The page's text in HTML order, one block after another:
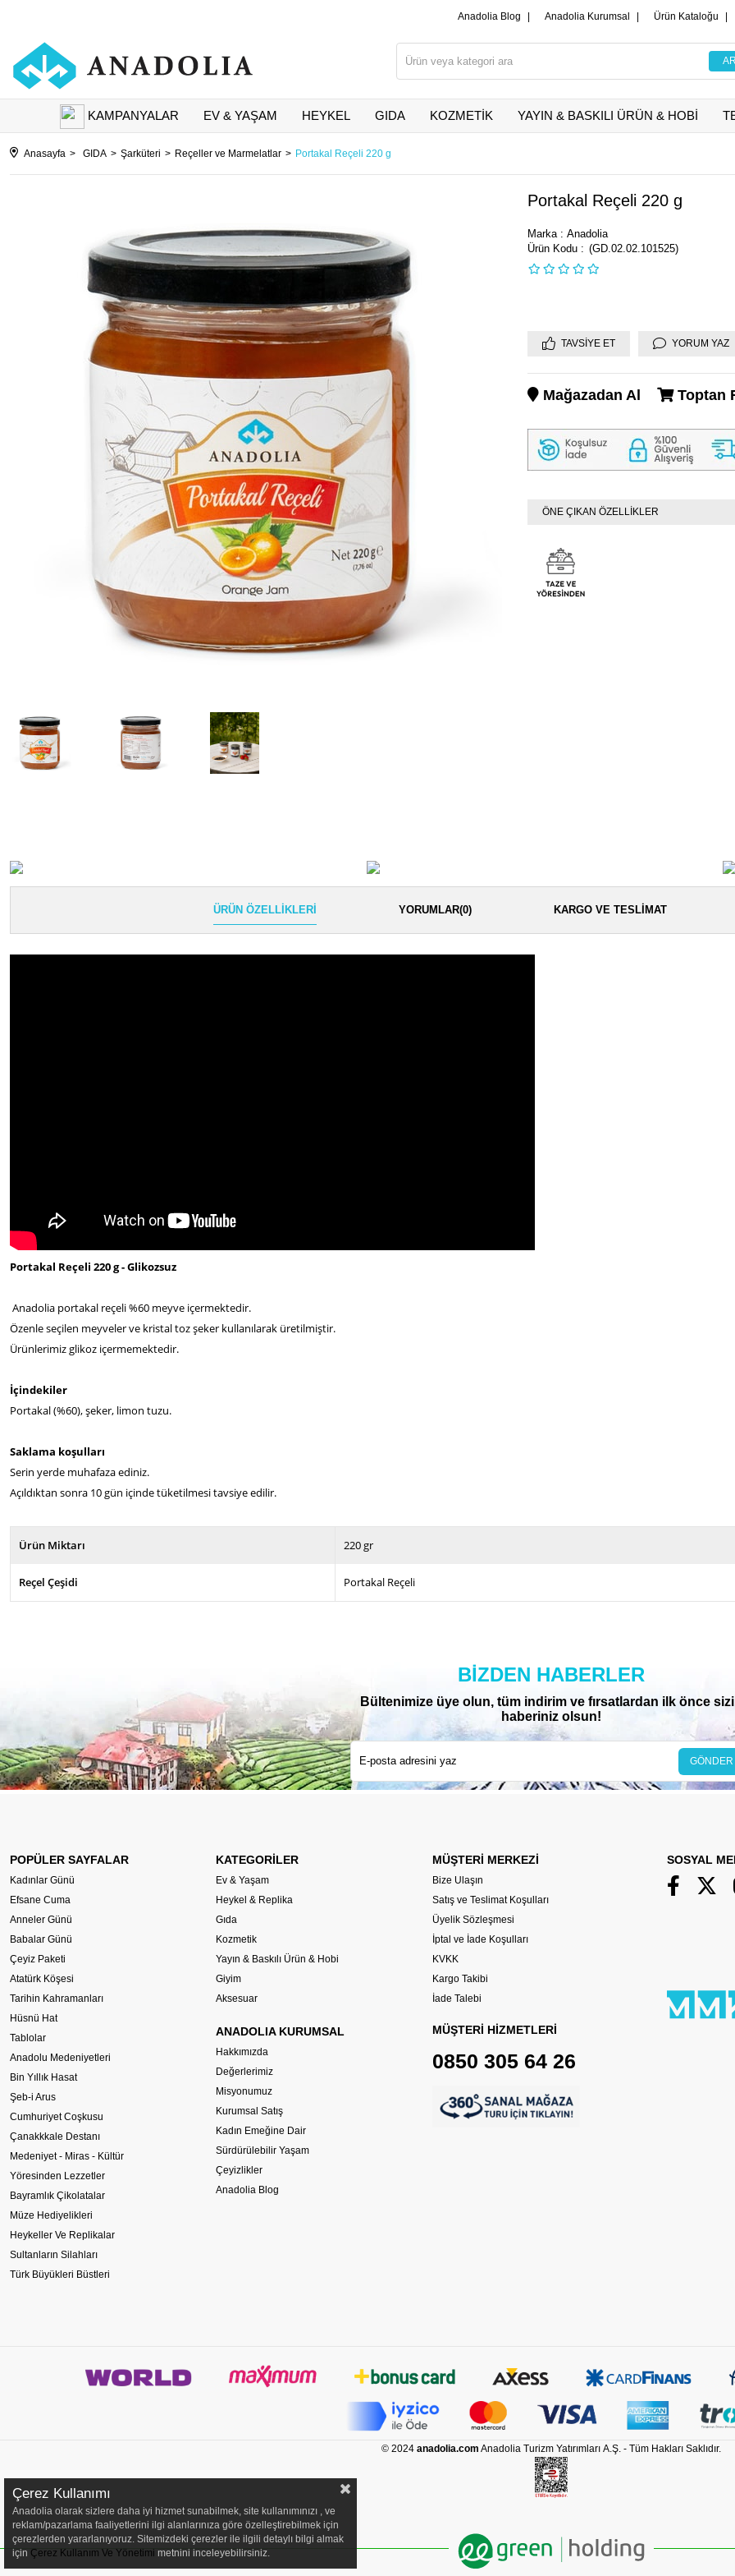
Anadolia Blog Anadolia Kurumsal Ürün Kataloğu
KAMPANYALAR EV & YAŞAM HEYKEL GIDA KOZMETİK YAYIN & BASKILI ÜRÜN & HOBİ
Anasayfa GIDA Şarküteri Reçeller ve Marmelatlar Portakal Reçeli 220 g
Portakal Reçeli 220 g
Marka : Anadolia
(GD.02.02.101525)
TAVSIYE ET YORUM YAZ
Mağazadan Al Toptan
ÖNE ÇIKAN ÖZELLİKLER
ÜRÜN ÖZELLIKLERI YORUMLAR(0) KARGO VE TESLIMAT
Portakal Reçeli 220 g - Glikozsuz
Anadolia portakal reçeli %60 meyve içermektedir.
Özenle seçilen meyveler ve kristal toz şeker kullanılarak üretilmiştir.
Ürünlerimiz glikoz içermemektedir.
İçindekiler
Portakal (%60), şeker, limon tuzu.
Saklama koşulları
Serin yerde muhafaza ediniz.
Açıldıktan sonra 10 gün içinde tüketilmesi tavsiye edilir.
Ürün Miktarı 220 gr
Reçel Çeşidi Portakal Reçeli
BIZDEN HABERLER
Bültenimize üye olun, tüm indirim ve fırsatlardan ilk önce
haberiniz olsun!
GÖNDER
POPÜLER SAYFALAR
Kadınlar Günü
Efsane Cuma
Anneler Günü
Babalar Günü
Çeyiz Paketi
Atatürk Köşesi
Tarihin Kahramanları
Hüsnü Hat
Tablolar
Anadolu Medeniyetleri
Bin Yıllık Hasat
Şeb-i Arus
Cumhuriyet Coşkusu
Çanakkkale Destanı
Medeniyet - Miras - Kültür
Yöresinden Lezzetler
Bayramlık Çikolatalar
Müze Hediyelikleri
Heykeller Ve Replikalar
Sultanların Silahları
Türk Büyükleri Büstleri
KATEGORİLER
Ev & Yaşam
Heykel & Replika
Gıda
Kozmetik
Yayın & Baskılı Ürün & Hobi
Giyim
Aksesuar
ANADOLIA KURUMSAL
Hakkımızda
Değerlerimiz
Misyonumuz
Kurumsal Satış
Kadın Emeğine Dair
Sürdürülebilir Yaşam
Çeyizlikler
Anadolia Blog
MÜŞTERİ MERKEZİ
Bize Ulaşın
Satış ve Teslimat Koşulları
Üyelik Sözleşmesi
İptal ve İade Koşulları
KVKK
Kargo Takibi
İade Talebi
MÜŞTERİ HİZMETLERİ
0850 305 64 26
SOSYAL
© 2024 anadolia.com Anadolia Turizm Yatırımları A.Ş. - Tüm Hakları Saklıdır.
Çerez Kullanımı
Anadolia olarak sizlere daha iyi hizmet sunabilmek, site kullanımınızı , ve
reklam/pazarlama faaliyetlerini ilgi alanlarınıza göre özelleştirebilmek için
çerezlerden yararlanıyoruz. Sitemizdeki çerezler ile ilgili detaylı bilgi almak
için Çerez Kullanım Ve Yönetimi metnini inceleyebilirsiniz.